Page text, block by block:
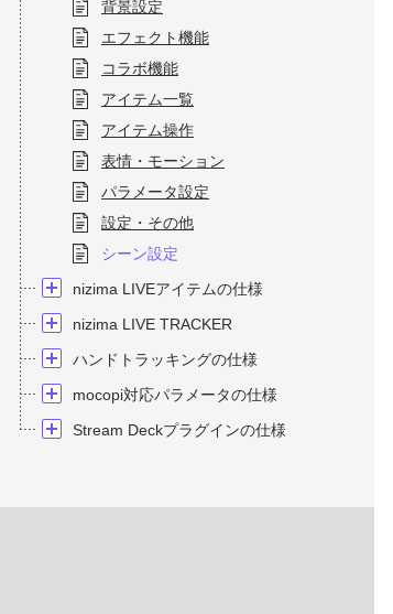
背景設定
エフェクト機能
コラボ機能
アイテム一覧
アイテム操作
表情・モーション
パラメータ設定
設定・その他
シーン設定
nizima LIVEアイテムの仕様
nizima LIVE TRACKER
ハンドトラッキングの仕様
mocopi対応パラメータの仕様
Stream Deckプラグインの仕様